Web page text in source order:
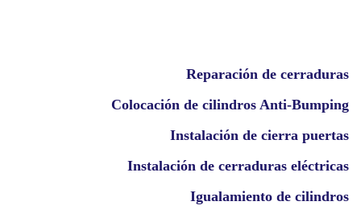
Reparación de cerraduras
Colocación de cilindros Anti-Bumping
Instalación de cierra puertas
Instalación de cerraduras eléctricas
Igualamiento de cilindros